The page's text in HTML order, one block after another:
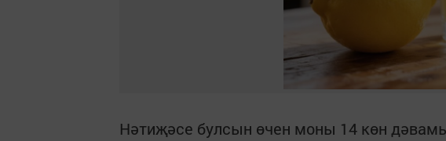
Нәтиҗәсе булсын өчен моны 14 көн